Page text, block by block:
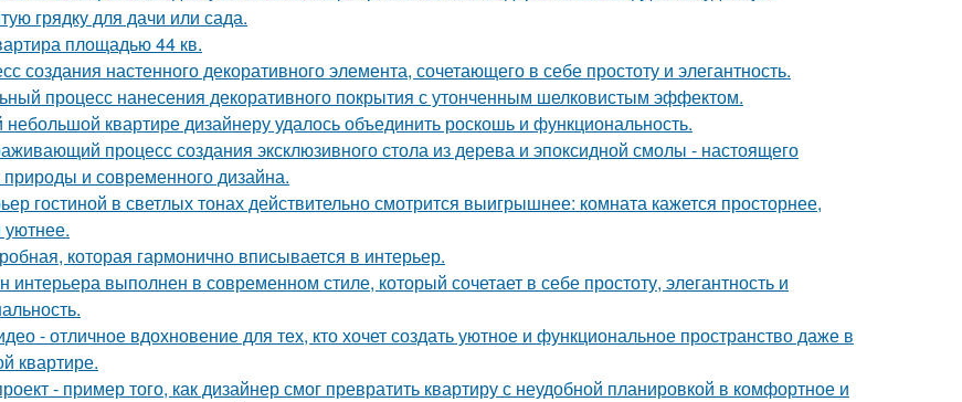
грядку для дачи или сада.
площадью 44 кв.
создания настенного декоративного элемента, сочетающего в себе простоту и элегантность.
процесс нанесения декоративного покрытия с утонченным шелковистым эффектом.
небольшой квартире дизайнеру удалось объединить роскошь и функциональность.
процесс создания эксклюзивного стола из дерева и эпоксидной смолы - настоящего
и современного дизайна.
гостиной в светлых тонах действительно смотрится выигрышнее: комната кажется просторнее,
уютнее.
которая гармонично вписывается в интерьер.
интерьера выполнен в современном стиле, который сочетает в себе простоту, элегантность и
- отличное вдохновение для тех, кто хочет создать уютное и функциональное пространство даже в
квартире.
- пример того, как дизайнер смог превратить квартиру с неудобной планировкой в комфортное и